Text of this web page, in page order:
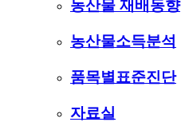
농산물 재배동향
농산물소득분석
품목별표준진단
자료실